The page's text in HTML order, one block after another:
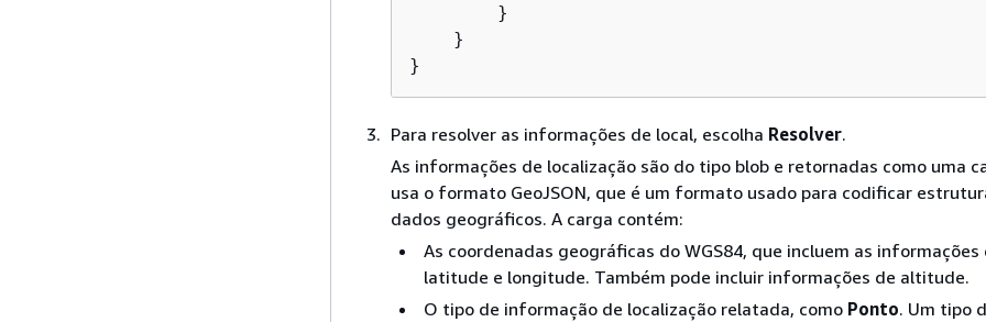
        }
    }
}
Para resolver as informações de local, escolha Resolver.
As informações de localização são do tipo blob e retornadas como uma
usa o formato GeoJSON, que é um formato usado para codificar
dados geográficos. A carga contém:
As coordenadas geográficas do WGS84, que incluem as informações
latitude e longitude. Também pode incluir informações de altitude.
O tipo de informação de localização relatada, como Ponto. Um tipo